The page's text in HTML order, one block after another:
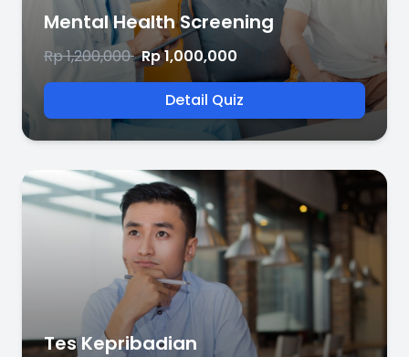
Mental Health Screening
Rp 1,200,000 Rp 1,000,000
Detail Quiz
Tes Kepribadian